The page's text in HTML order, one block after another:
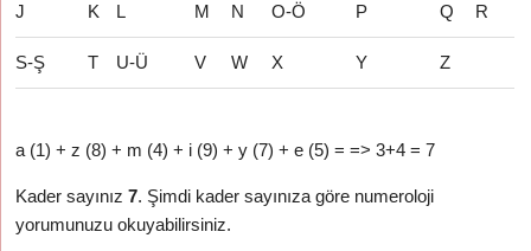
J K L M N O-Ö P Q R
S-Ş T U-Ü V W X Y Z
a (1) + z (8) + m (4) + i (9) + y (7) + e (5) = => 3+4 = 7
Kader sayınız7. Şimdi kader sayınıza göre numeroloji
yorumunuzu okuyabilirsiniz.